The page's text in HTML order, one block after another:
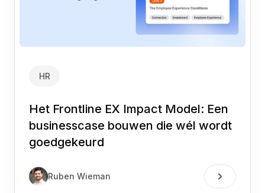
HR
Het Frontline EX Impact Model: Een
businesscase bouwen die wél wordt
goedgekeurd
Ruben Wieman